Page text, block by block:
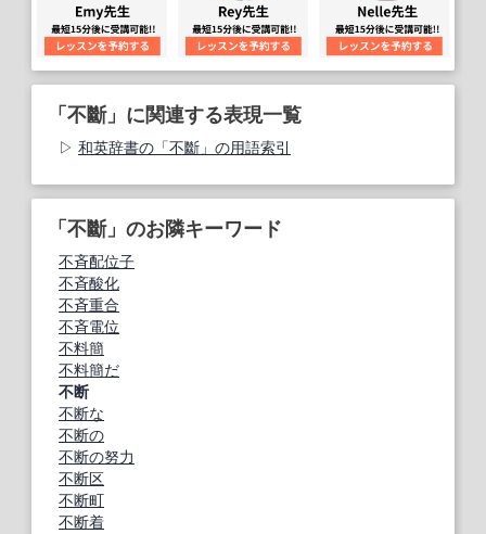
「不斷」に関連する表現一覧
和英辞書の「不斷」の用語索引
「不斷」のお隣キーワード
不斉配位子
不斉酸化
不斉重合
不斉電位
不料簡
不料簡だ
不断
不断な
不断の
不断の努力
不断区
不断町
不断着